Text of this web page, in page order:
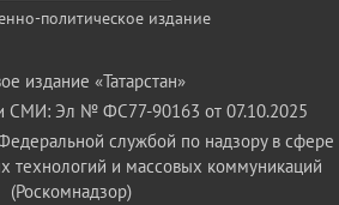
политическое издание
издание «Татарстан»
СМИ: Эл № ФС77-90163 от 07.10.2025
службой по надзору в сфере
технологий и массовых коммуникаций
(Роскомнадзор)